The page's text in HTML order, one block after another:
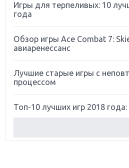
Игры для терпеливых: 10
года
Обзор игры Ace Combat 7:
авиаренессанс
Лучшие старые игры с
процессом
Топ-10 лучших игр 2018